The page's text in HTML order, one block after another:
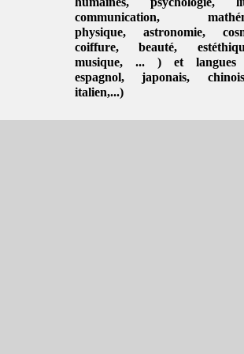
communication,
physique, astronomie,
coiffure, beauté,
musique, ... ) et langues
espagnol,japonais,
italien,...)